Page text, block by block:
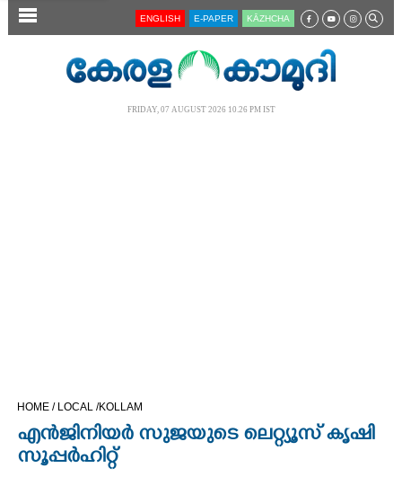
SECTIONS
OPINION
ENGLISH E-PAPER KĀZHCHA
FRIDAY, 07 AUGUST 2026 10.26 PM IST
HOME / LOCAL /KOLLAM
എൻജിനിയർ സുജയുടെ ലെറ്റ്യൂസ് കൃഷി
സൂപ്പർഹിറ്റ്